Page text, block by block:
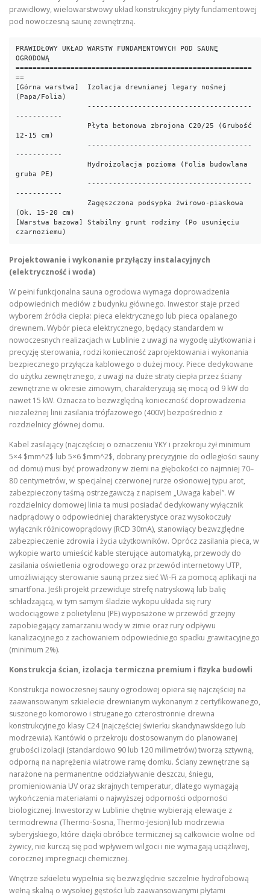
prawidłowy, wielowarstwowy układ konstrukcyjny płyty fundamentowej
pod nowoczesną saunę zewnętrzną.
PRAWIDŁOWY UKŁAD WARSTW FUNDAMENTOWYCH POD SAUNĘ
OGRODOWĄ
========================================================
==
[Górna warstwa]  Izolacja drewnianej legary nośnej
(Papa/Folia)
-----------
12-15 cm)
-----------
                 Hydroizolacja pozioma (Folia budowlana
gruba PE)
-----------
                 Zagęszczona podsypka żwirowo-piaskowa
(Ok. 15-20 cm)
[Warstwa bazowa] Stabilny grunt rodzimy (Po usunięciu
Projektowanie i wykonanie przyłączy instalacyjnych
(elektryczność i woda)
W pełni funkcjonalna sauna ogrodowa wymaga doprowadzenia
odpowiednich mediów z budynku głównego. Inwestor staje przed
wyborem źródła ciepła: pieca elektrycznego lub pieca opalanego
drewnem. Wybór pieca elektrycznego, będący standardem w
nowoczesnych realizacjach w Lublinie z uwagi na wygodę użytkowania i
precyzję sterowania, rodzi konieczność zaprojektowania i wykonania
bezpiecznego przyłącza kablowego o dużej mocy. Piece dedykowane
do użytku zewnętrznego, z uwagi na duże straty ciepła przez ściany
zewnętrzne w okresie zimowym, charakteryzują się mocą od 9 kW do
nawet 15 kW. Oznacza to bezwzględną konieczność doprowadzenia
niezależnej linii zasilania trójfazowego (400V) bezpośrednio z
rozdzielnicy głównej domu.
Kabel zasilający (najczęściej o oznaczeniu YKY i przekroju żył minimum
5×4 $mm^2$ lub 5×6 $mm^2$, dobrany precyzyjnie do odległości sauny
od domu) musi być prowadzony w ziemi na głębokości co najmniej 70–
80 centymetrów, w specjalnej czerwonej rurze osłonowej typu arot,
zabezpieczony taśmą ostrzegawczą z napisem „Uwaga kabel”. W
rozdzielnicy domowej linia ta musi posiadać dedykowany wyłącznik
nadprądowy o odpowiedniej charakterystyce oraz wysokoczuły
wyłącznik różnicowoprądowy (RCD 30mA), stanowiący bezwzględne
zabezpieczenie zdrowia i życia użytkowników. Oprócz zasilania pieca, w
wykopie warto umieścić kable sterujące automatyką, przewody do
zasilania oświetlenia ogrodowego oraz przewód internetowy UTP,
umożliwiający sterowanie sauną przez sieć Wi-Fi za pomocą aplikacji na
smartfona. Jeśli projekt przewiduje strefę natryskową lub balię
schładzającą, w tym samym śladzie wykopu układa się rury
wodociągowe z polietylenu (PE) wyposażone w przewód grzejny
zapobiegający zamarzaniu wody w zimie oraz rury odpływu
kanalizacyjnego z zachowaniem odpowiedniego spadku grawitacyjnego
(minimum 2%).
Konstrukcja ścian, izolacja termiczna premium i fizyka budowli
Konstrukcja nowoczesnej sauny ogrodowej opiera się najczęściej na
zaawansowanym szkielecie drewnianym wykonanym z certyfikowanego,
suszonego komorowo i struganego czterostronnie drewna
konstrukcyjnego klasy C24 (najczęściej świerku skandynawskiego lub
modrzewia). Kantówki o przekroju dostosowanym do planowanej
grubości izolacji (standardowo 90 lub 120 milimetrów) tworzą sztywną,
odporną na naprężenia wiatrowe ramę domku. Ściany zewnętrzne są
narażone na permanentne oddziaływanie deszczu, śniegu,
promieniowania UV oraz skrajnych temperatur, dlatego wymagają
wykończenia materiałami o najwyższej odporności odporności
biologicznej. Inwestorzy w Lublinie chętnie wybierają elewacje z
termodrewna (Thermo-Sosna, Thermo-Jesion) lub modrzewia
syberyjskiego, które dzięki obróbce termicznej są całkowicie wolne od
żywicy, nie kurczą się pod wpływem wilgoci i nie wymagają uciążliwej,
corocznej impregnacji chemicznej.
Wnętrze szkieletu wypełnia się bezwzględnie szczelnie hydrofobową
wełną skalną o wysokiej gęstości lub zaawansowanymi płytami